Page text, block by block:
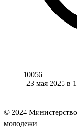
10056
| 23 мая 2025 в
© 2024
молодежи